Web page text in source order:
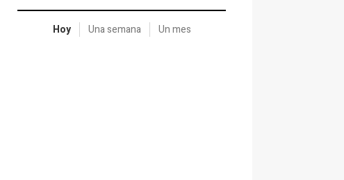
Hoy Una semana Un mes